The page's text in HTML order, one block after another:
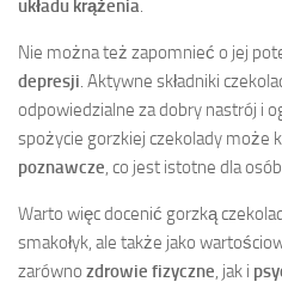
układu krążenia
Nie można też zapomnieć o jej
depresji . Aktywne składniki
odpowiedzialne za dobry nastrój i
spożycie gorzkiej czekolady może
poznawcze , co jest istotne dla
Warto więc docenić gorzką
smakołyk, ale także jako
zarówno zdrowie fizyczne , jak i